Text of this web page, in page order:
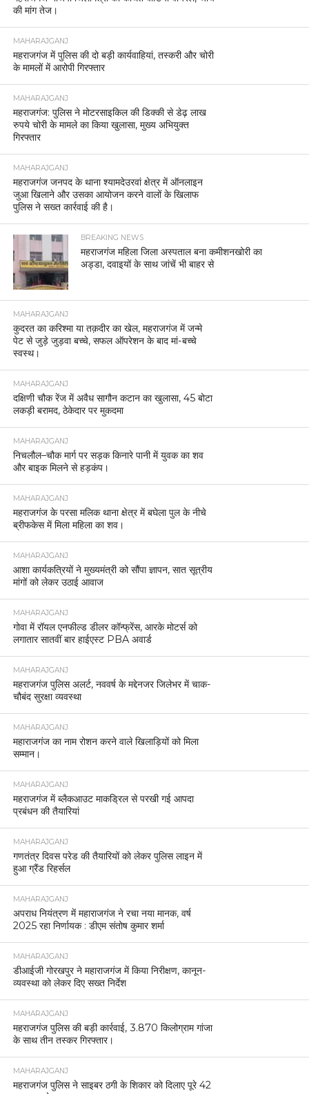
की मांग तेज।
MAHARAJGANJ
महराजगंज में पुलिस की दो बड़ी कार्यवाहियां, तस्करी और चोरी
के मामलों में आरोपी गिरफ्तार
MAHARAJGANJ
महराजगंज: पुलिस ने मोटरसाइकिल की डिक्की से डेढ़ लाख
रुपये चोरी के मामले का किया खुलासा, मुख्य अभियुक्त
गिरफ्तार
MAHARAJGANJ
महराजगंज जनपद के थाना श्यामदेउरवां क्षेत्र में ऑनलाइन
जुआ खिलाने और उसका आयोजन करने वालों के खिलाफ
पुलिस ने सख्त कार्रवाई की है।
BREAKING NEWS
महराजगंज महिला जिला अस्पताल बना कमीशनखोरी का
अड्डा, दवाइयों के साथ जांचें भी बाहर से
MAHARAJGANJ
कुदरत का करिश्मा या तक़दीर का खेल, महराजगंज में जन्मे
पेट से जुड़े जुड़वा बच्चे, सफल ऑपरेशन के बाद मां-बच्चे
स्वस्थ।
MAHARAJGANJ
दक्षिणी चौक रेंज में अवैध सागौन कटान का खुलासा, 45 बोटा
लकड़ी बरामद, ठेकेदार पर मुकदमा
MAHARAJGANJ
निचलौल–चौक मार्ग पर सड़क किनारे पानी में युवक का शव
और बाइक मिलने से हड़कंप।
MAHARAJGANJ
महराजगंज के परसा मलिक थाना क्षेत्र में बघेला पुल के नीचे
ब्रीफकेस में मिला महिला का शव।
MAHARAJGANJ
आशा कार्यकत्रियों ने मुख्यमंत्री को सौंपा ज्ञापन, सात सूत्रीय
मांगों को लेकर उठाई आवाज
MAHARAJGANJ
गोवा में रॉयल एनफील्ड डीलर कॉन्फ्रेंस, आरके मोटर्स को
लगातार सातवीं बार हाईएस्ट PBA अवार्ड
MAHARAJGANJ
महराजगंज पुलिस अलर्ट, नववर्ष के मद्देनजर जिलेभर में चाक-
चौबंद सुरक्षा व्यवस्था
MAHARAJGANJ
महाराजगंज का नाम रोशन करने वाले खिलाड़ियों को मिला
सम्मान।
MAHARAJGANJ
महराजगंज में ब्लैकआउट माकड्रिल से परखी गई आपदा
प्रबंधन की तैयारियां
MAHARAJGANJ
गणतंत्र दिवस परेड की तैयारियों को लेकर पुलिस लाइन में
हुआ ग्रैंड रिहर्सल
MAHARAJGANJ
अपराध नियंत्रण में महाराजगंज ने रचा नया मानक, वर्ष
2025 रहा निर्णायक : डीएम संतोष कुमार शर्मा
MAHARAJGANJ
डीआईजी गोरखपुर ने महाराजगंज में किया निरीक्षण, कानून-
व्यवस्था को लेकर दिए सख्त निर्देश
MAHARAJGANJ
महराजगंज पुलिस की बड़ी कार्रवाई, 3.870 किलोग्राम गांजा
के साथ तीन तस्कर गिरफ्तार।
MAHARAJGANJ
महराजगंज पुलिस ने साइबर ठगी के शिकार को दिलाए पूरे 42